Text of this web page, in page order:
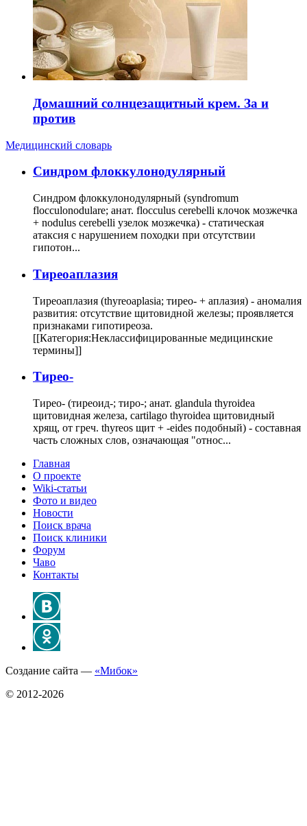
Домашний солнцезащитный крем. За и
против
Медицинский словарь
Cиндром флоккулонодулярный
Синдром флоккулонодулярный (syndromum
flocculonodulare; анат. flocculus cerebelli клочок мозжечка
+ nodulus cerebelli узелок мозжечка) - статическая
атаксия с нарушением походки при отсутствии
гипотон...
Тиреоаплазия
Тиреоаплазия (thyreoaplasia; тирео- + аплазия) - аномалия
развития: отсутствие щитовидной железы; проявляется
признаками гипотиреоза.
[[Категория:Неклассифицированные медицинские
термины]]
Тирео-
Тирео- (тиреоид-; тиро-; анат. glandula thyroidea
щитовидная железа, cartilago thyroidea щитовидный
хрящ, от греч. thyreos щит + -eides подобный) - составная
часть сложных слов, означающая "относ...
Главная
О проекте
Wiki-статьи
Фото и видео
Новости
Поиск врача
Поиск клиники
Форум
Чаво
Контакты
Создание сайта — «Мибок»
© 2012-2026